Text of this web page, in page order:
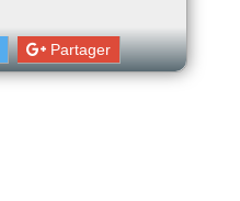
Partager